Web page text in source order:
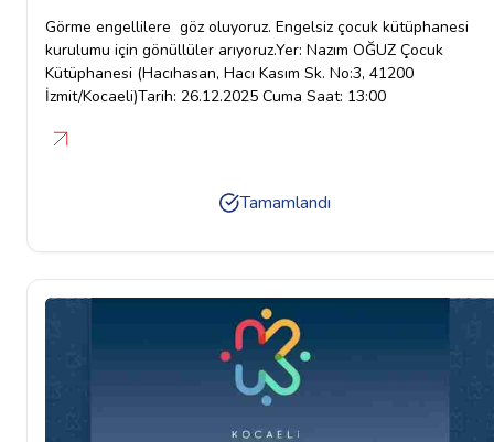
Görme engellilere göz oluyoruz. Engelsiz çocuk kütüphanesi
kurulumu için gönüllüler arıyoruz.Yer: Nazım OĞUZ Çocuk
Kütüphanesi (Hacıhasan, Hacı Kasım Sk. No:3, 41200
İzmit/Kocaeli)Tarih: 26.12.2025 Cuma Saat: 13:00
Tamamlandı